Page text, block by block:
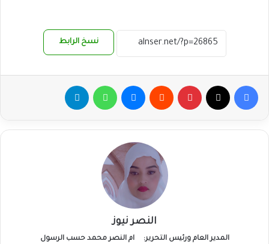
نسخ الرابط
فيسبوك بينتيريست ماسنجر واتساب
النصر نيوز
المدير العام ورئيس التحرير: ام النصر محمد حسب الرسول